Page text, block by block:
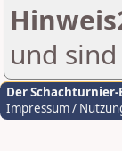
und
Der Schachturnier-
Impressum /